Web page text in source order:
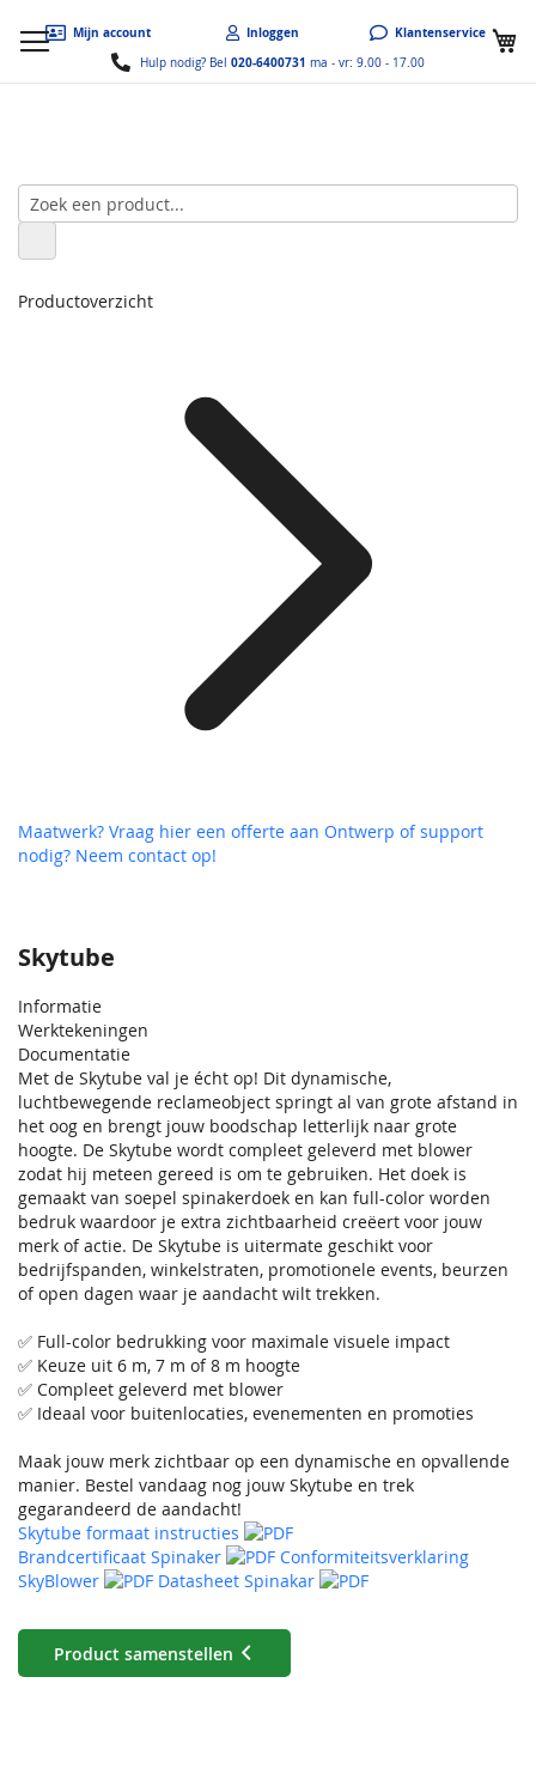
Mijn account Inloggen Klantenservice
Hulp nodig? Bel 020-6400731 ma - vr: 9.00 - 17.00
Skytube
Informatie
Werktekeningen
Documentatie
Met de Skytube val je écht op! Dit dynamische,
luchtbewegende reclameobject springt al van grote afstand in
het oog en brengt jouw boodschap letterlijk naar grote
hoogte. De Skytube wordt compleet geleverd met blower
zodat hij meteen gereed is om te gebruiken. Het doek is
gemaakt van soepel spinakerdoek en kan full-color worden
bedruk waardoor je extra zichtbaarheid creëert voor jouw
merk of actie. De Skytube is uitermate geschikt voor
bedrijfspanden, winkelstraten, promotionele events, beurzen
of open dagen waar je aandacht wilt trekken.
✅ Full-color bedrukking voor maximale visuele impact
✅ Keuze uit 6 m, 7 m of 8 m hoogte
✅ Compleet geleverd met blower
✅ Ideaal voor buitenlocaties, evenementen en promoties
Maak jouw merk zichtbaar op een dynamische en opvallende
manier. Bestel vandaag nog jouw Skytube en trek
gegarandeerd de aandacht!
Skytube formaat instructies
Brandcertificaat Spinaker
Conformiteitsverklaring
SkyBlower
Datasheet Spinakar
Product samenstellen
Productoverzicht
Maatwerk? Vraag hier een offerte aan Ontwerp of support
nodig? Neem contact op!